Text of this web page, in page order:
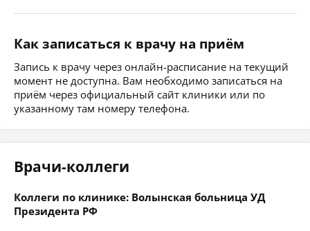
Как записаться к врачу на приём
Запись к врачу через онлайн-расписание на текущий
момент не доступна. Вам необходимо записаться на
приём через официальный сайт клиники или по
указанному там номеру телефона.
Врачи-коллеги
Коллеги по клинике: Волынская больница УД
Президента РФ